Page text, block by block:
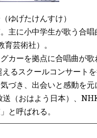
ゆげたけんすけ）
主に小中学生が歌う合
芸術社）。
カーを拠点に合唱曲が
るスクールコンサートを
づき、出会いと感動を
（おはよう日本）、
と呼ばれる。